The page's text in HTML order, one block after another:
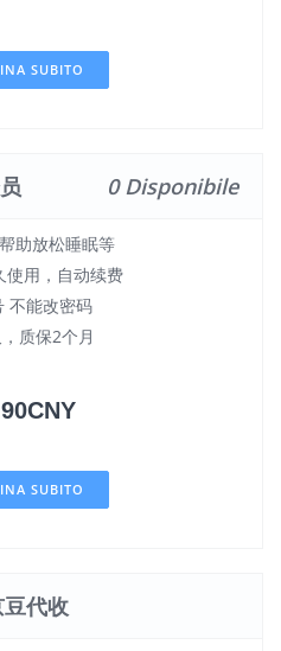
SUBITO
0 Disponibile
助放松睡眠等
使用，自动续费
不能改密码
质保2个月
SUBITO
豆代收